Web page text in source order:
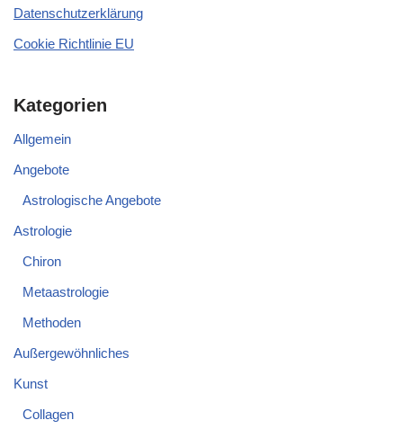
Datenschutzerklärung
Cookie Richtlinie EU
Kategorien
Allgemein
Angebote
Astrologische Angebote
Astrologie
Chiron
Metaastrologie
Methoden
Außergewöhnliches
Kunst
Collagen